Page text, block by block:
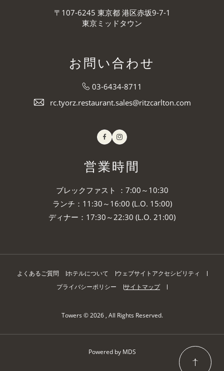
〒107-6245 東京都 港区赤坂9-7-1
東京ミッドタウン
お問い合わせ
03-6434-8711
rc.tyorz.restaurant.sales@ritzcarlton.com
FacebookInstagram
営業時間
ブレックファスト ：7:00～10:30
ランチ：11:30～16:00 (L.O. 15:00)
ディナー：17:30～22:30 (L.O. 21:00)
よくあるご質問 ホテルについて
ウェブサイトアクセシビリティ
プライバシーポリシー
サイトマップ
Towers © 2026 , All Rights Reserved.
Powered by MDS